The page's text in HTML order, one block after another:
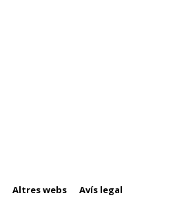
Altres webs Avís legal